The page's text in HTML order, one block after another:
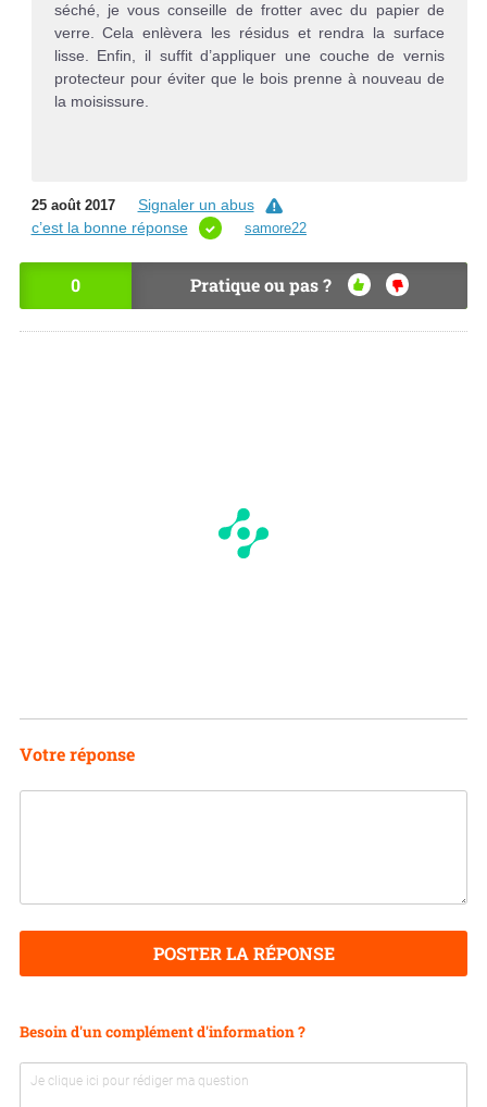
séché, je vous conseille de frotter avec du papier de
verre. Cela enlèvera les résidus et rendra la surface
lisse. Enfin, il suffit d’appliquer une couche de vernis
protecteur pour éviter que le bois prenne à nouveau de
la moisissure.
25 août 2017
Signaler un abus
c’est la bonne réponse
samore22
0 Pratique ou pas ?
OU
I
NO
Votre réponse
POSTER LA RÉPONSE
Besoin d'un complément d'information ?